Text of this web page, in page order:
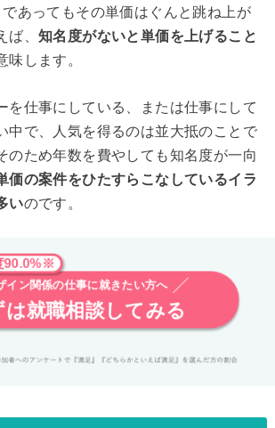
あってもその単価はぐんと跳ね上が
ば、 知名度がないと単価を上げること
味します。
を仕事にしている、または仕事にして
中で、人気を得るのは並大抵のことで
のため年数を費やしても知名度が一向
価の案件をひたすらこなしているイラ
いのです。
イン関係の仕事に就きたい方へ
は就職相談してみる